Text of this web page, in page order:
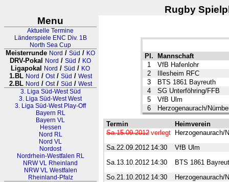
Rugby
Menu
Aktuelle Termine
Länderspiele ENC Div. 1B
North Sea Cup
Meisterrunde Nord / Süd / KO
DRV-Pokal Nord / Süd / KO
Ligapokal Nord / Süd / KO
1.BL Nord / Ost/ Süd / West
2.BL Nord / Ost/ Süd / West
3. Liga Süd-West Süd
3. Liga Süd-West West
3. Liga Süd-West Play-Off
Bayern RL
Bayern VL
Hessen
Nord RL
Nord VL
Nordost
Nordrhein-Westfalen RL
NRW VL Rheinland
NRW VL Westfalen
Rheinland-Pfalz
Pl.
Mannschaft
1
VfB Hafenlohr
2
Illesheim RFC
3
BTS 1861 Bayreuth
4
SG Unterföhring/FFB
5
VfB Ulm
6
Herzogenaurach/
Termin
Heimverein
Sa.15.09.2012 verlegt
Herzogenaurach/
Sa.22.09.2012 14:30
VfB Ulm
Sa.13.10.2012 14:30
BTS 1861
So.21.10.2012 14:30
Herzogenaurach/